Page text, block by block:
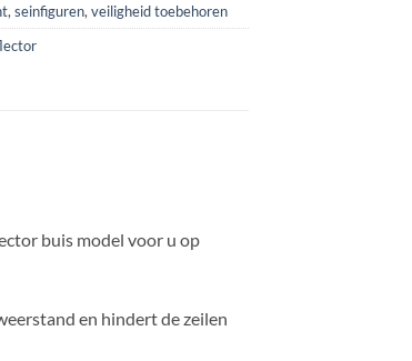
,seinfiguren,veiligheid toebehoren
buis model voor u op
en hindert de zeilen